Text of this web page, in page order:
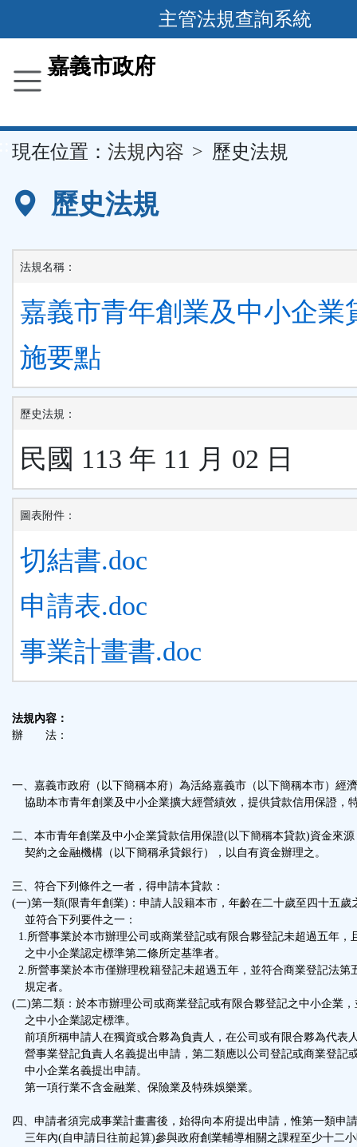
內
容
主管法規查詢系統
嘉義市政府
現在位置： 法規內容 歷史法規
歷史法規
法規名稱：
嘉義市青年創業及中小企業
施要點
歷史法規：
民國 113 年 11 月 02 日
圖表附件：
切結書.doc
申請表.doc
事業計畫書.doc
法規內容：
辦 法：
一、嘉義市政府（以下簡稱本府）為活絡嘉義市（以下簡稱本市）經
協助本市青年創業及中小企業擴大經營績效，提供貸款信用保證，
二、本市青年創業及中小企業貸款信用保證(以下簡稱本貸款)資金來
契約之金融機構（以下簡稱承貸銀行），以自有資金辦理之。
三、符合下列條件之一者，得申請本貸款：
(一)第一類(限青年創業)：申請人設籍本市，年齡在二十歲至四十五歲
並符合下列要件之一：
1.所營事業於本市辦理公司或商業登記或有限合夥登記未超過五年，
之中小企業認定標準第二條所定基準者。
2.所營事業於本市僅辦理稅籍登記未超過五年，並符合商業登記法第
規定者。
(二)第二類：於本市辦理公司或商業登記或有限合夥登記之中小企業
之中小企業認定標準。
前項所稱申請人在獨資或合夥為負責人，在公司或有限合夥為代表
營事業登記負責人名義提出申請，第二類應以公司登記或商業登記
中小企業名義提出申請。
第一項行業不含金融業、保險業及特殊娛樂業。
四、申請者須完成事業計畫書後，始得向本府提出申請，惟第一類申
三年內(自申請日往前起算)參與政府創業輔導相關之課程至少十二